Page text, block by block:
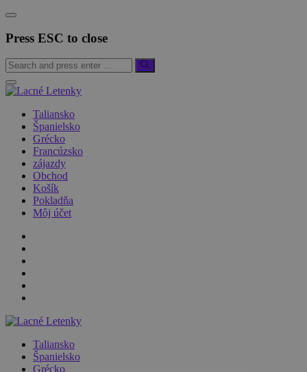
Press ESC to close
Taliansko
Španielsko
Grécko
Francúzsko
zájazdy
Obchod
Košík
Pokladňa
Môj účet
Taliansko
Španielsko
Grécko